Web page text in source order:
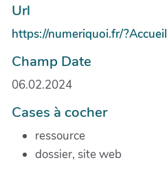
Url
https://numeriquoi.fr/?Accueil
Champ Date
06.02.2024
Cases à cocher
ressource
dossier, site web